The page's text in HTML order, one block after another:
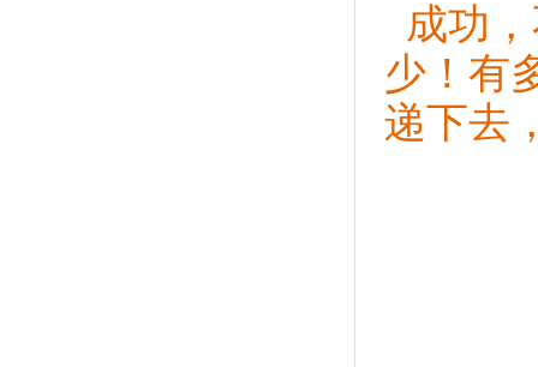
成功
少！有
递下去